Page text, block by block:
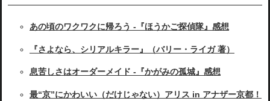
あの頃のワクワクに帰ろう -『ほうかご探偵隊』感想
『さよなら、シリアルキラー』（バリー・ライガ 著）
息苦しさはオーダーメイド -『かがみの孤城』感想
最“京”にかわいい（だけじゃない）アリス in アナザー京都！